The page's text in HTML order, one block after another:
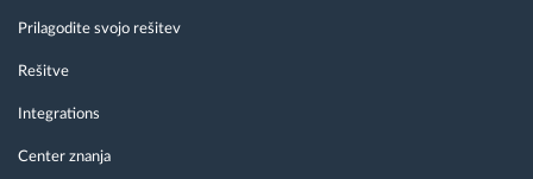
Prilagodite svojo rešitev
Rešitve
Integrations
Center znanja